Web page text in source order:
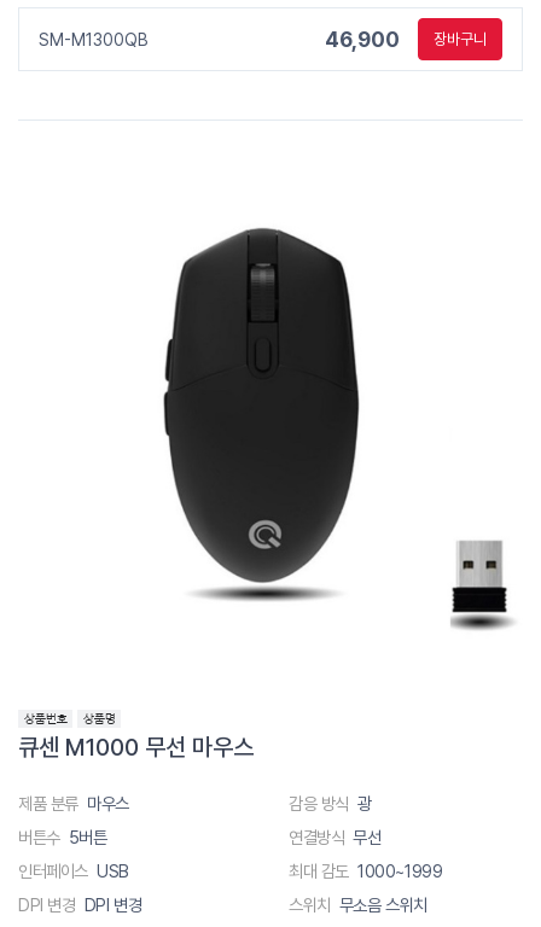
SM-M1300QB 46,900 장바구니
큐센 M1000 무선 마우스
제품 분류 마우스 감응 방식 광
버튼수 5버튼 연결방식 무선
인터페이스 USB 최대 감도 1000~1999
DPI 변경 DPI 변경 스위치 무소음 스위치